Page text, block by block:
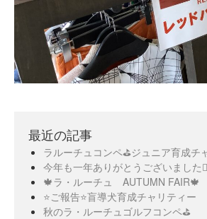
最近の記事
ラルーチュコンペ⛳️ジュニア育成チ
今年も一年ありがとうございました
🍁ラ・ルーチュ AUTUMN FAIR🍁
⭐️ご報告⭐️盲導犬育成チャリティー
秋のラ・ルーチュゴルフコンペ⛳️